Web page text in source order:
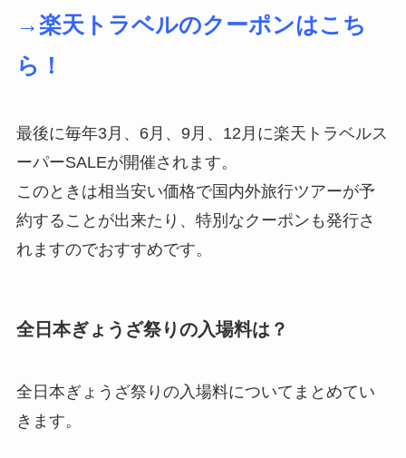
→楽天トラベルのクーポンはこち
ら！
最後に毎年3月、6月、9月、12月に楽天トラベルス
ーパーSALEが開催されます。
このときは相当安い価格で国内外旅行ツアーが予
約することが出来たり、特別なクーポンも発行さ
れますのでおすすめです。
全日本ぎょうざ祭りの入場料は？
全日本ぎょうざ祭りの入場料についてまとめてい
きます。